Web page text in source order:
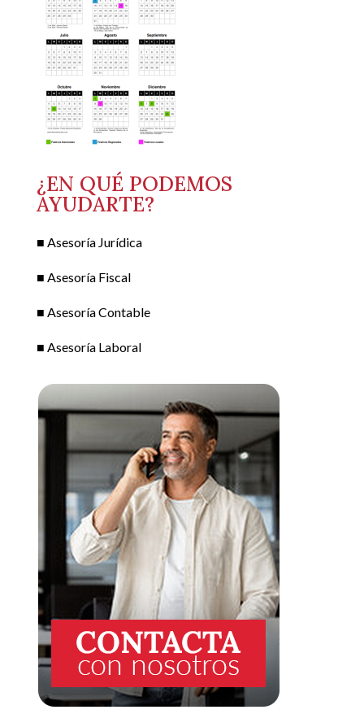
¿EN QUÉ PODEMOS
AYUDARTE?
■ Asesoría Jurídica
■ Asesoría Fiscal
■ Asesoría Contable
■ Asesoría Laboral